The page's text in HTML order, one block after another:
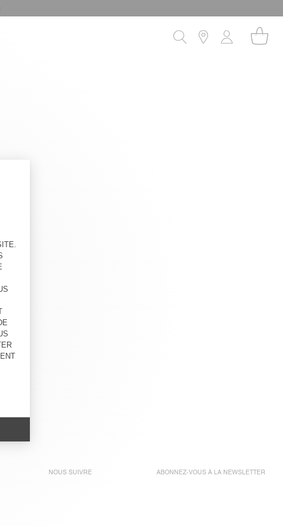
NOUS SUIVRE ABONNEZ-VOUS À LA NEWSLETTER